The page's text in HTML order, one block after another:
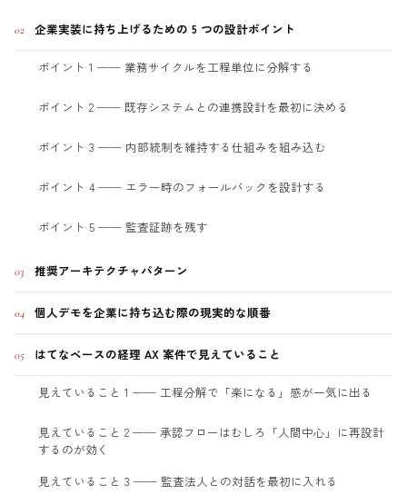
02 企業実装に持ち上げるための 5 つの設計ポイント
ポイント 1 ── 業務サイクルを工程単位に分解する
ポイント 2 ── 既存システムとの連携設計を最初に決める
ポイント 3 ── 内部統制を維持する仕組みを組み込む
ポイント 4 ── エラー時のフォールバックを設計する
ポイント 5 ── 監査証跡を残す
03 推奨アーキテクチャパターン
04 個人デモを企業に持ち込む際の現実的な順番
05 はてなベースの経理 AX 案件で見えていること
見えていること 1 ── 工程分解で「楽になる」感が一気に出る
見えていること 2 ── 承認フローはむしろ「人間中心」に再設計
するのが効く
見えていること 3 ── 監査法人との対話を最初に入れる